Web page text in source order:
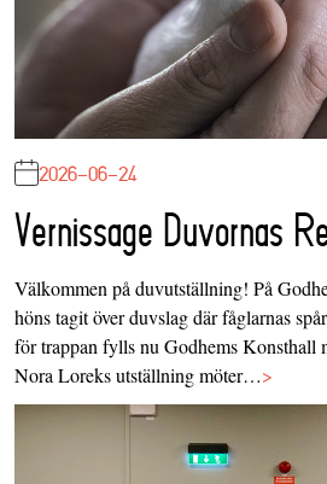
2026-06-24
Vernissage Duvornas
Välkommen på duvutställning! På
höns tagit över duvslag där fåglarnas
för trappan fylls nu Godhems Konsthall
Nora Loreks utställning möter…>